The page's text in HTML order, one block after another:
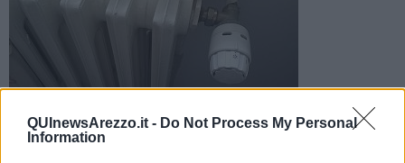
QUInewsArezzo.it - Do Not Process My Personal
Information